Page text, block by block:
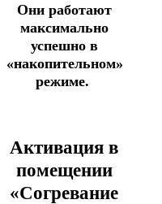
Они работают
максимально
успешно в
«накопительном»
режиме.
Активация в
помещении
«Согревание